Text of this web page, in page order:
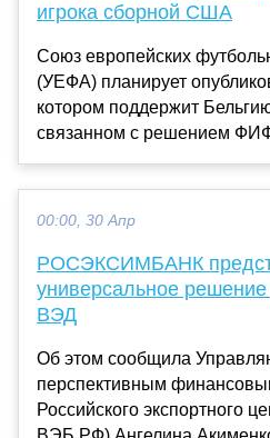
игрока сборной США
Союз европейских
(УЕФА) планирует
котором поддержит
связанном с решением
00:00, 30 Апр
РОСЭКСИМБАНК
универсальное
ВЭД
Об этом сообщила
перспективным
Российского экспортного